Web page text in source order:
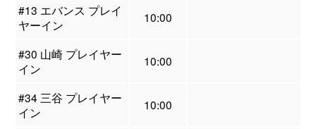
#13 エバンス プレイ
ヤーイン
10:00
#30 山崎 プレイヤー
イン
10:00
#34 三谷 プレイヤー
イン
10:00